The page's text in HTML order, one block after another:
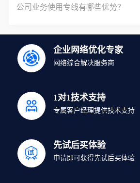
公司业务使用专线有哪些优势？
企业网络优化专家
网络综合解决服务商
1对1技术支持
专属客户经理提供技术支持
先试后买体验
申请即可获得先试后买体验